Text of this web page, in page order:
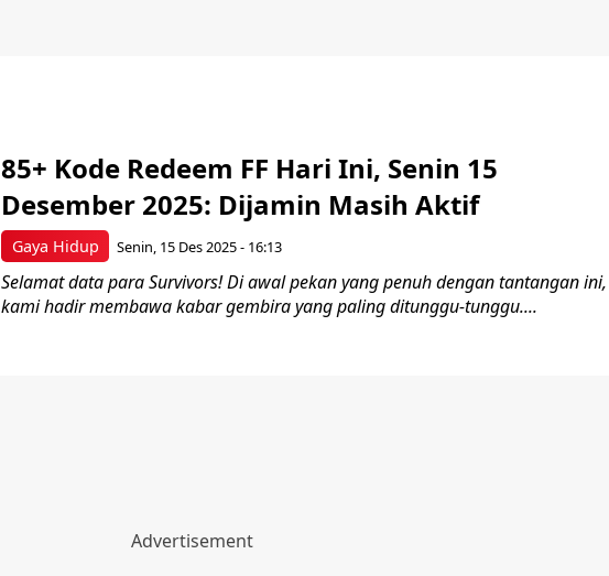
Gaya Hidup
85+ Kode Redeem FF Hari Ini, Senin 15
Desember 2025: Dijamin Masih Aktif
Senin, 15 Des 2025 - 16:13
Selamat data para Survivors! Di awal pekan yang penuh dengan tantangan ini,
kami hadir membawa kabar gembira yang paling ditunggu-tunggu....